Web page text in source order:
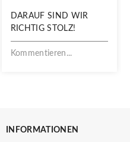
DARAUF SIND WIR
RICHTIG STOLZ!
Kommentieren...
INFORMATIONEN